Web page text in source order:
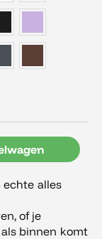
echte alles
of je
binnen komt